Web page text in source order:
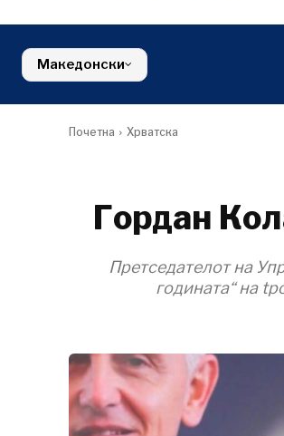
Србија
Словенија
Македонски
Почетна Хрватска
Гордан
Претседателот на
годината“ на